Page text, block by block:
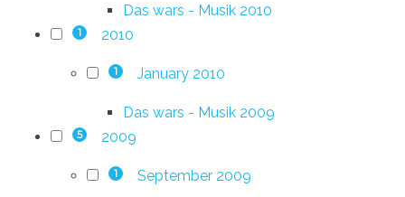
Das wars - Musik 2010
1 2010
1 January 2010
Das wars - Musik 2009
5 2009
1 September 2009